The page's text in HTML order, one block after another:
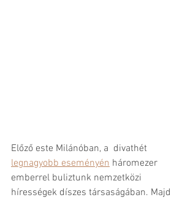
Előző este Milánóban, a  divathét
legnagyobb eseményén háromezer
emberrel buliztunk nemzetközi
hírességek díszes társaságában. Majd